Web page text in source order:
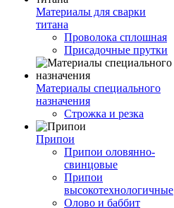
Материалы для сварки
титана
Проволока сплошная
Присадочные прутки
Материалы специального
назначения
Строжка и резка
Припои
Припои оловянно-
свинцовые
Припои
высокотехнологичные
Олово и баббит